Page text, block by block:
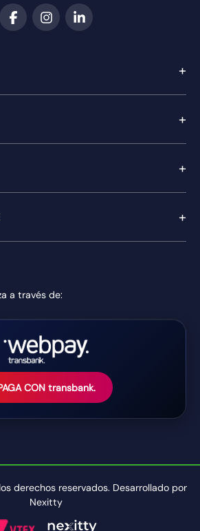
+
+
+
+
a través de:
CON transbank.
derechos reservados. Desarrollado por
Nexitty